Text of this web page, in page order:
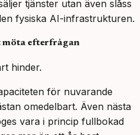
tjänster utan även slåss
fysiska AI-infrastrukturen.
möta efterfrågan
hinder.
för nuvarande
omedelbart. Även nästa
vara i princip fullbokad